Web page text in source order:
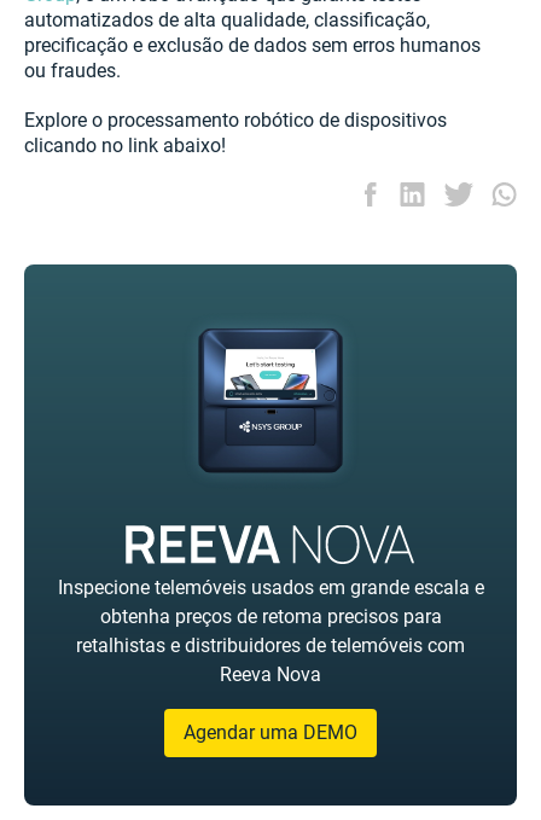
automatizados de alta qualidade, classificação,
precificação e exclusão de dados sem erros humanos
ou fraudes.
Explore o processamento robótico de dispositivos
clicando no link abaixo!
Inspecione telemóveis usados em grande escala e
obtenha preços de retoma precisos para
retalhistas e distribuidores de telemóveis com
Reeva Nova
Agendar uma DEMO